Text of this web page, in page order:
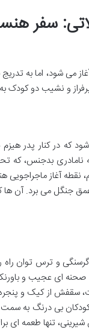
سفر
آغاز می شود، اما به
و نشیب دو کودک
که در کنار پدر
نامادری بدجنس، که
نقطه آغاز
عمق جنگل می برد.
و ترس توان راه
صحنه ای عجیب و
سقفش از کیک و
بی درنگ به
شیرینی، تنها طعمه